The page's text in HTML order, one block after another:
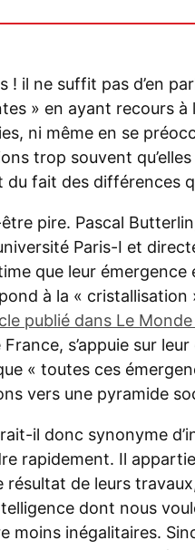
! il ne suffit pas d’en
» en ayant recours
ni même en se
trop souvent
du fait des différences
pire. Pascal
Paris-I et
que leur
à la « cristallisation
publié dans Le
France, s’appuie sur
« toutes ces
vers une pyramide
il donc synonyme
rapidement. Il
résultat de leurs
dont nous
moins inégalitaires.